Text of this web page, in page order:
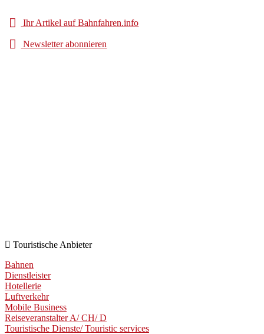
Ihr Artikel auf Bahnfahren.info
Newsletter abonnieren
Touristische Anbieter
Bahnen
Dienstleister
Hotellerie
Luftverkehr
Mobile Business
Reiseveranstalter A/ CH/ D
Touristische Dienste/ Touristic services